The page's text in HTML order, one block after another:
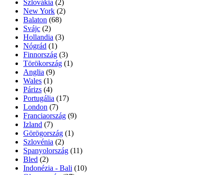
Szlovákia (2)
New York (2)
Balaton (68)
Svájc (2)
Hollandia (3)
Nógrád (1)
Finnország (3)
Törökország (1)
Anglia (9)
Wales (1)
Párizs (4)
Portugália (17)
London (7)
Franciaország (9)
Izland (7)
Görögország (1)
Szlovénia (2)
Spanyolország (11)
Bled (2)
Indonézia - Bali (10)